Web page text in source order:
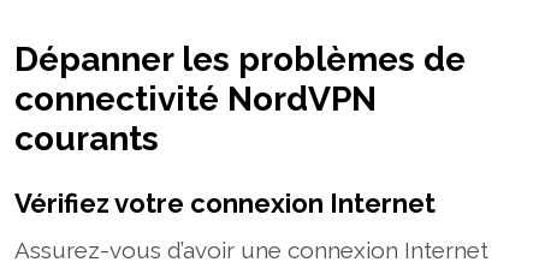
Dépanner les problèmes de
connectivité NordVPN
courants
Vérifiez votre connexion Internet
Assurez-vous d’avoir une connexion Internet